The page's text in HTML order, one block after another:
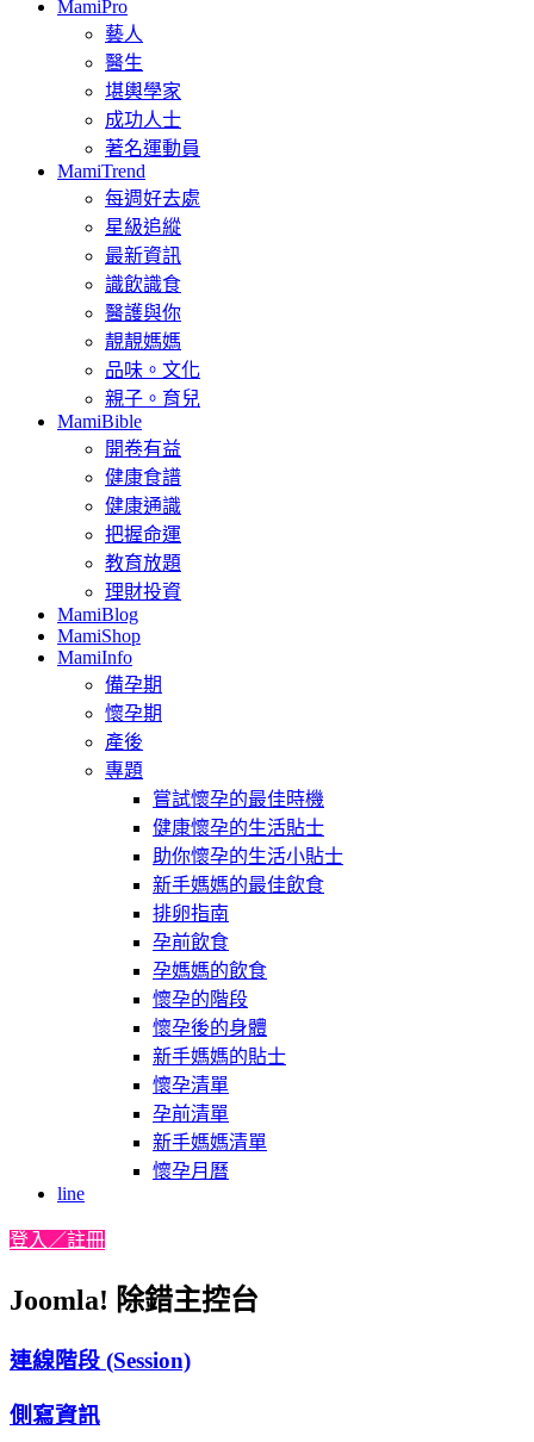
MamiPro
藝人
醫生
堪輿學家
成功人士
著名運動員
MamiTrend
每週好去處
星級追縱
最新資訊
識飲識食
醫護與你
靚靚媽媽
品味。文化
親子。育兒
MamiBible
開卷有益
健康食譜
健康通識
把握命運
教育放題
理財投資
MamiBlog
MamiShop
MamiInfo
備孕期
懷孕期
產後
專題
嘗試懷孕的最佳時機
健康懷孕的生活貼士
助你懷孕的生活小貼士
新手媽媽的最佳飲食
排卵指南
孕前飲食
孕媽媽的飲食
懷孕的階段
懷孕後的身體
新手媽媽的貼士
懷孕清單
孕前清單
新手媽媽清單
懷孕月曆
line
登入／註冊
Joomla! 除錯主控台
連線階段 (Session)
側寫資訊